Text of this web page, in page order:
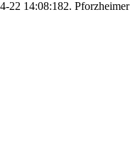
22 14:08:182. Pforzheimer